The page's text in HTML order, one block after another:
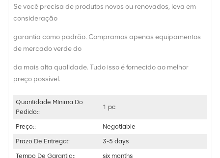
Se você precisa de produtos novos ou renovados, leva em
consideração
garantia como padrão. Compramos apenas equipamentos
de mercado verde do
da mais alta qualidade. Tudo isso é fornecido ao melhor
preço possível.
Quantidade Mínima Do
Pedido::
1 pc
Preço::
Negotiable
Prazo De Entrega::
3-5 days
Tempo De Garantia::
six months